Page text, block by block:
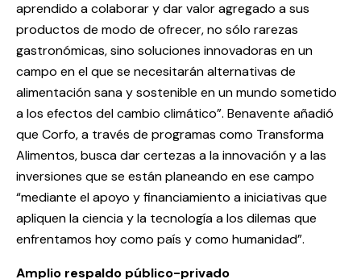
aprendido a colaborar y dar valor agregado a sus
productos de modo de ofrecer, no sólo rarezas
gastronómicas, sino soluciones innovadoras en un
campo en el que se necesitarán alternativas de
alimentación sana y sostenible en un mundo sometido
a los efectos del cambio climático”. Benavente añadió
que Corfo, a través de programas como Transforma
Alimentos, busca dar certezas a la innovación y a las
inversiones que se están planeando en ese campo
“mediante el apoyo y financiamiento a iniciativas que
apliquen la ciencia y la tecnología a los dilemas que
enfrentamos hoy como país y como humanidad”.
Amplio respaldo público-privado